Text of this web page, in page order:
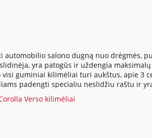
salono dugną nuo drėgmės,
yra patogūs ir uždengia
guminiai kilimėliai turi aukštus, apie 3
padengti specialiu neslidžiu raštu ir
Verso kilimėliai